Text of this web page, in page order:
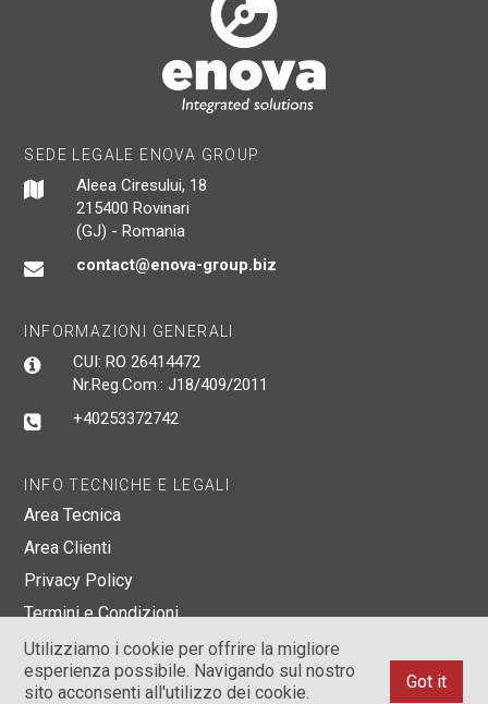
Utilizziamo i cookie per offrire la migliore
esperienza possibile. Navigando sul nostro
sito acconsenti all'utilizzo dei cookie.
Got it
SEDE LEGALE ENOVA GROUP
Aleea Ciresului, 18
215400 Rovinari
(GJ) - Romania
contact@enova-group.biz
INFORMAZIONI GENERALI
CUI: RO 26414472
Nr.Reg.Com.: J18/409/2011
+40253372742
INFO TECNICHE E LEGALI
Area Tecnica
Area Clienti
Privacy Policy
Termini e Condizioni
Mappa del sito